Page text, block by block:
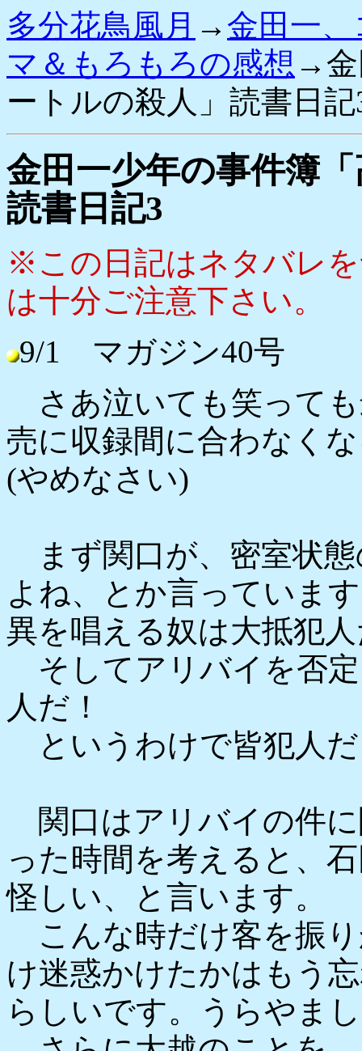
多分花鳥風月 → 金田一
マ＆もろもろの感想 →金
ートルの殺人」読書日記
金田一少年の事件簿
読書日記3
※この日記はネタバレ
は十分ご注意下さい。
9/1 マガジン40号
さあ泣いても笑って
売に収録間に合わなく
(やめなさい)
まず関口が、密室状
よね、とか言っていま
異を唱える奴は大抵犯
そしてアリバイを否
人だ！
というわけで皆犯人
関口はアリバイの件
った時間を考えると、
怪しい、と言います。
こんな時だけ客を振
け迷惑かけたかはもう
らしいです。うらやま